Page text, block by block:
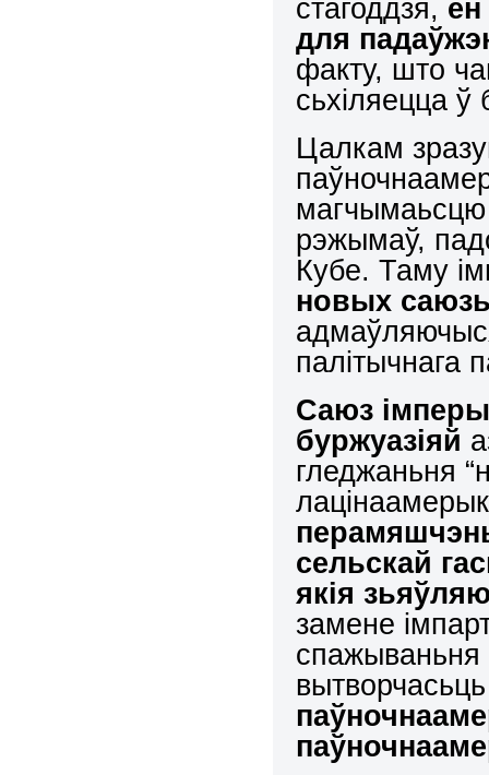
стагоддзя,
для
факту, што
сьхіляецца ў
Цалкам
рэжымаў,
Кубе. Таму
новых
палітычнага
Саюз
буржуазіяй
гледжаньня
сельскай
якія
замене
спажываньня